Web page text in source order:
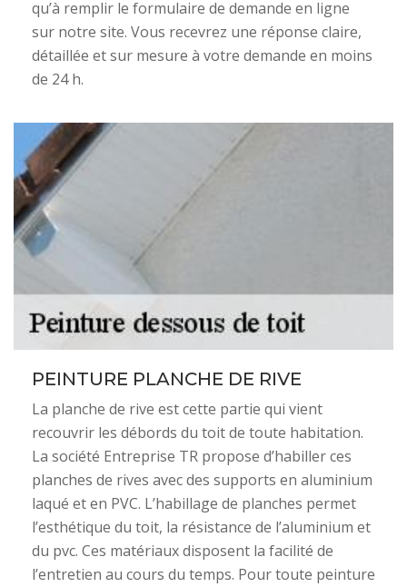
qu’à remplir le formulaire de demande en ligne
sur notre site. Vous recevrez une réponse claire,
détaillée et sur mesure à votre demande en moins
de 24 h.
PEINTURE PLANCHE DE RIVE
La planche de rive est cette partie qui vient
recouvrir les débords du toit de toute habitation.
La société Entreprise TR propose d’habiller ces
planches de rives avec des supports en aluminium
laqué et en PVC. L’habillage de planches permet
l’esthétique du toit, la résistance de l’aluminium et
du pvc. Ces matériaux disposent la facilité de
l’entretien au cours du temps. Pour toute peinture